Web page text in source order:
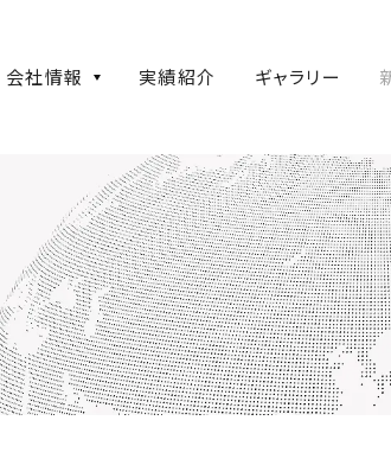
会社情報 実績紹介 ギャラリー